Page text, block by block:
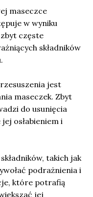
maseczce
w wyniku
częste
składników
jest
maseczek. Zbyt
do usunięcia
osłabieniem i
takich jak
podrażnienia i
które potrafią
jej